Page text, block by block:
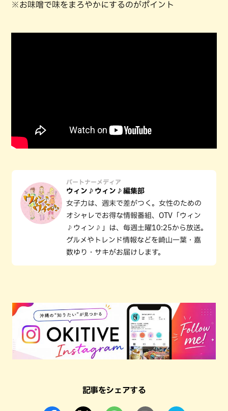
※お味噌で味をまろやかにするのがポイント
パートナーメディア
ウィン♪ウィン♪編集部
女子力は、週末で差がつく。女性のための
オシャレでお得な情報番組、OTV「ウィン
♪ウィン♪」は、毎週土曜10:25から放送。
グルメやトレンド情報などを崎山一葉・嘉
数ゆり・サキがお届けします。
記事をシェアする